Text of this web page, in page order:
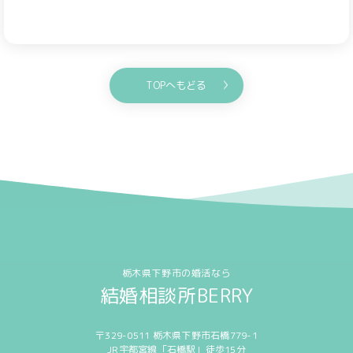
TOPへもどる
栃木県下野市の婚活なら
結婚相談所BERRY
〒329-0511 栃木県下野市石橋779-1
JR宇都宮線「石橋駅」徒歩15分